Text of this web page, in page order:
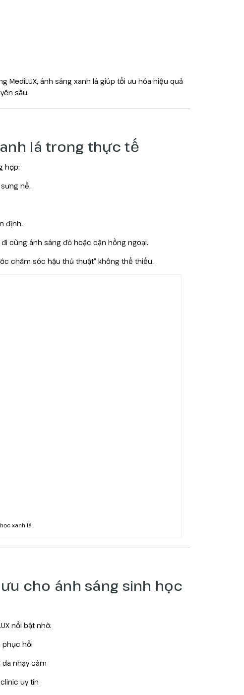
ánh sáng xanh lá giúp tối ưu hóa hiệu quả
sâu.
lá trong thực tế
hợp:
nề.
định.
cùng ánh sáng đỏ hoặc cận hồng ngoại.
chăm sóc hậu thủ thuật” không thể thiếu.
xanh lá
cho ánh sáng sinh học
nổi bật nhờ:
phục hồi
nhạy cảm
uy tín